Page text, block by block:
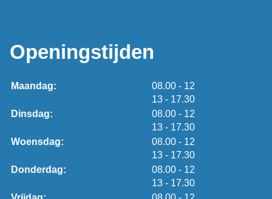
Openingstijden
Maandag: 08.00 tot
- 12
13 tot
- 17.30
Dinsdag:
08.00 tot
- 12
13 tot
- 17.30
Woensdag:
08.00 tot
- 12
13 tot
- 17.30
Donderdag:
08.00 tot
- 12
13 tot
- 17.30
tot